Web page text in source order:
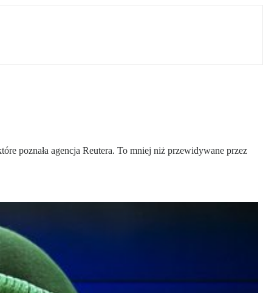
poznała agencja Reutera. To mniej niż przewidywane przez